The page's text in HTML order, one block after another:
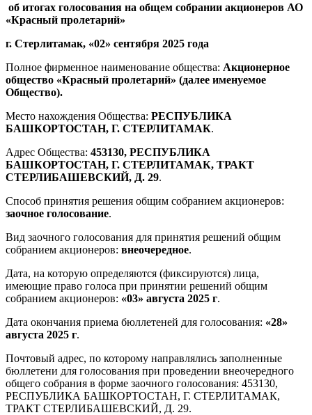
об итогах голосования на общем собрании акционеров АО
«Красный пролетарий»
г. Стерлитамак, «02» сентября 2025 года
Полное фирменное наименование общества: Акционерное
общество «Красный пролетарий» (далее именуемое
Общество).
Место нахождения Общества: РЕСПУБЛИКА
БАШКОРТОСТАН, Г. СТЕРЛИТАМАК.
Адрес Общества: 453130, РЕСПУБЛИКА
БАШКОРТОСТАН, Г. СТЕРЛИТАМАК, ТРАКТ
СТЕРЛИБАШЕВСКИЙ, Д. 29.
Способ принятия решения общим собранием акционеров:
заочное голосование.
Вид заочного голосования для принятия решений общим
собранием акционеров: внеочередное.
Дата, на которую определяются (фиксируются) лица,
имеющие право голоса при принятии решений общим
собранием акционеров: «03» августа 2025 г.
Дата окончания приема бюллетеней для голосования: «28»
августа 2025 г.
Почтовый адрес, по которому направлялись заполненные
бюллетени для голосования при проведении внеочередного
общего собрания в форме заочного голосования: 453130,
РЕСПУБЛИКА БАШКОРТОСТАН, Г. СТЕРЛИТАМАК,
ТРАКТ СТЕРЛИБАШЕВСКИЙ, Д. 29.